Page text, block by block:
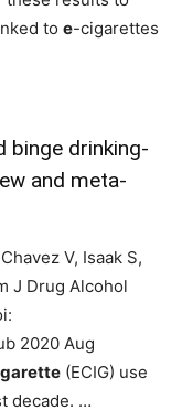
to e-cigarettes
binge drinking-
and meta-
V, Isaak S,
J Drug Alcohol
2020 Aug
(ECIG) use
decade. …